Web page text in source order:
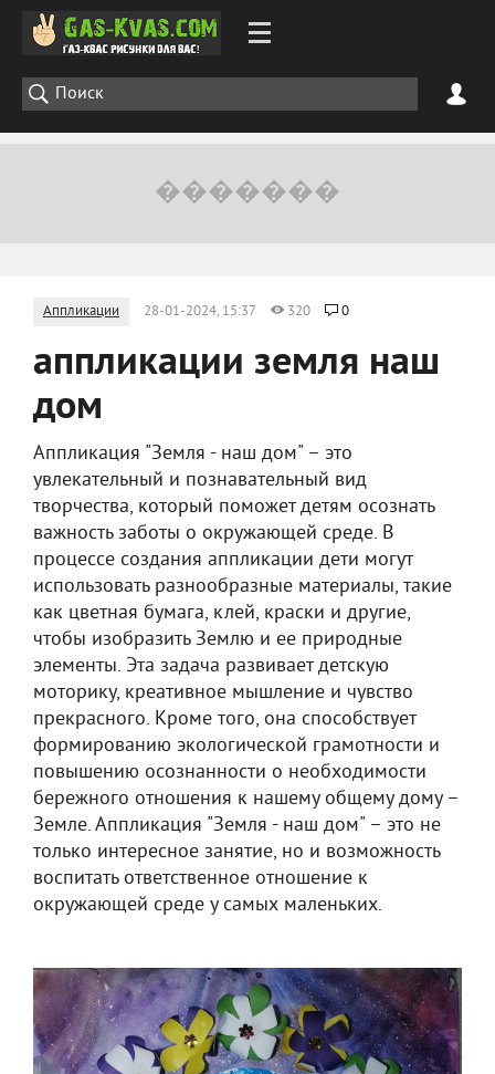
Аппликации 28-01-2024, 15:37 320 0
аппликации земля наш
дом
Аппликация "Земля - наш дом" – это
увлекательный и познавательный вид
творчества, который поможет детям осознать
важность заботы о окружающей среде. В
процессе создания аппликации дети могут
использовать разнообразные материалы, такие
как цветная бумага, клей, краски и другие,
чтобы изобразить Землю и ее природные
элементы. Эта задача развивает детскую
моторику, креативное мышление и чувство
прекрасного. Кроме того, она способствует
формированию экологической грамотности и
повышению осознанности о необходимости
бережного отношения к нашему общему дому –
Земле. Аппликация "Земля - наш дом" – это не
только интересное занятие, но и возможность
воспитать ответственное отношение к
окружающей среде у самых маленьких.